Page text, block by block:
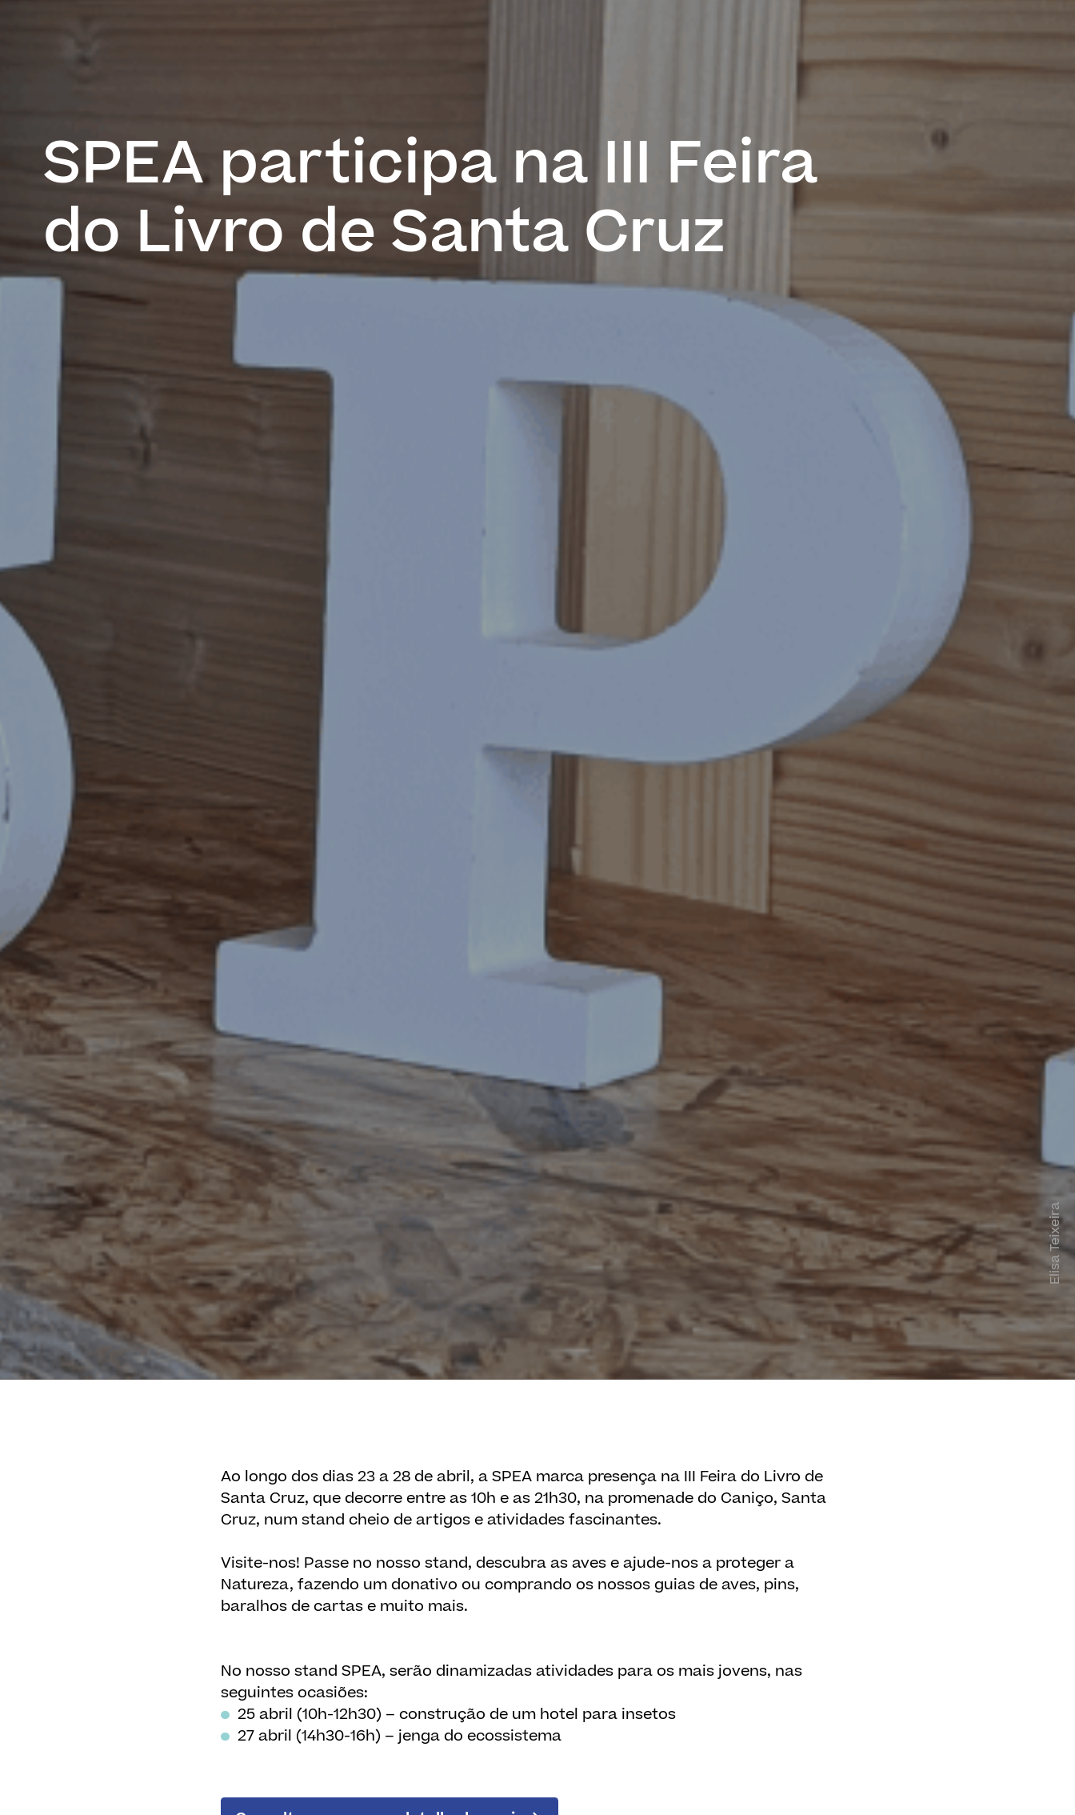
Elisa Teixeira
SPEA participa na III Feira
do Livro de Santa Cruz
Ao longo dos dias 23 a 28 de abril, a SPEA marca presença na III Feira do Livro de
Santa Cruz, que decorre entre as 10h e as 21h30, na promenade do Caniço, Santa
Cruz, num stand cheio de artigos e atividades fascinantes.
Visite-nos! Passe no nosso stand, descubra as aves e ajude-nos a proteger a
Natureza, fazendo um donativo ou comprando os nossos guias de aves, pins,
baralhos de cartas e muito mais.
No nosso stand SPEA, serão dinamizadas atividades para os mais jovens, nas
seguintes ocasiões:
25 abril (10h-12h30) – construção de um hotel para insetos
27 abril (14h30-16h) – jenga do ecossistema